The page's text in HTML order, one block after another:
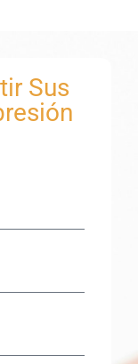
Sus